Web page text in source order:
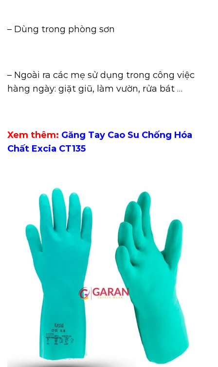
– Dùng trong phòng sơn
– Ngoài ra các mẹ sử dụng trong công việc
hàng ngày: giặt giũ, làm vườn, rửa bát …
Xem thêm: Găng Tay Cao Su Chống Hóa
Chất Excia CT135